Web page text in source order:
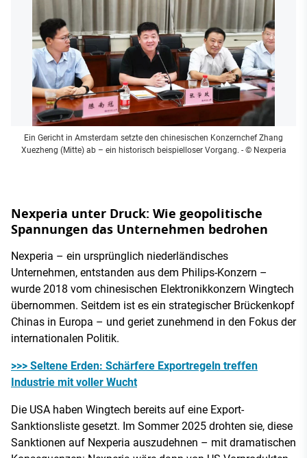
Ein Gericht in Amsterdam setzte den chinesischen Konzernchef Zhang
Xuezheng (Mitte) ab – ein historisch beispielloser Vorgang. - © Nexperia
Nexperia unter Druck: Wie geopolitische
Spannungen das Unternehmen bedrohen
Nexperia – ein ursprünglich niederländisches
Unternehmen, entstanden aus dem Philips-Konzern –
wurde 2018 vom chinesischen Elektronikkonzern Wingtech
übernommen. Seitdem ist es ein strategischer Brückenkopf
Chinas in Europa – und geriet zunehmend in den Fokus der
internationalen Politik.
>>> Seltene Erden: Schärfere Exportregeln treffen
Industrie mit voller Wucht
Die USA haben Wingtech bereits auf eine Export-
Sanktionsliste gesetzt. Im Sommer 2025 drohten sie, diese
Sanktionen auf Nexperia auszudehnen – mit dramatischen